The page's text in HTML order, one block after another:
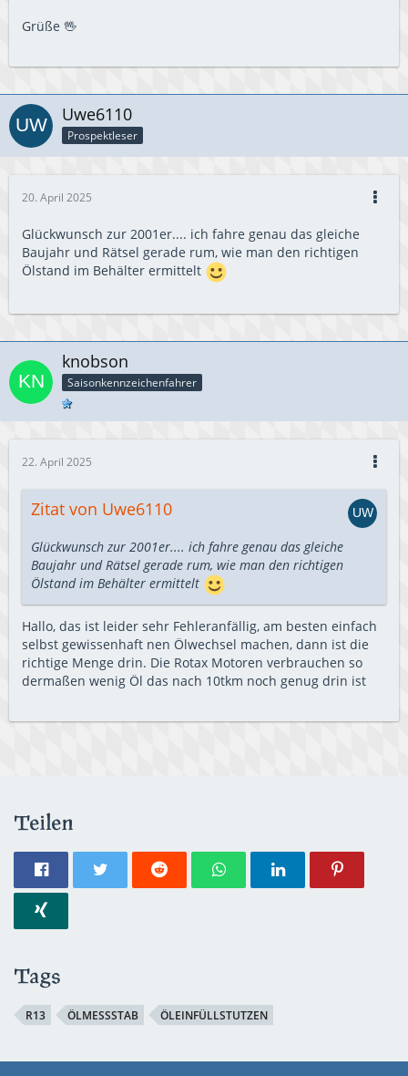
Grüße 🖖
Uwe6110
Prospektleser
20. April 2025
Glückwunsch zur 2001er.... ich fahre genau das gleiche
Baujahr und Rätsel gerade rum, wie man den richtigen
Ölstand im Behälter ermittelt
knobson
Saisonkennzeichenfahrer
22. April 2025
Zitat von Uwe6110
Glückwunsch zur 2001er.... ich fahre genau das gleiche
Baujahr und Rätsel gerade rum, wie man den richtigen
Ölstand im Behälter ermittelt
Hallo, das ist leider sehr Fehleranfällig, am besten einfach
selbst gewissenhaft nen Ölwechsel machen, dann ist die
richtige Menge drin. Die Rotax Motoren verbrauchen so
dermaßen wenig Öl das nach 10tkm noch genug drin ist
Teilen
Tags
R13 ÖLMESSSTAB ÖLEINFÜLLSTUTZEN